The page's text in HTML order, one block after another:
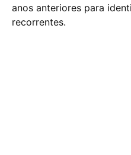
anos anteriores para
recorrentes.